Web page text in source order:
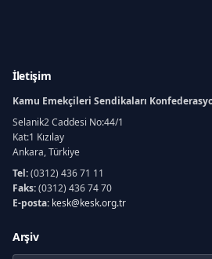
İletişim
Kamu Emekçileri Sendikaları
Selanik2 Caddesi No:44/1
Kat:1 Kızılay
Ankara, Türkiye
Tel:(0312) 436 71 11
Faks:(0312) 436 74 70
E-posta: kesk@kesk.org.tr
Arşiv